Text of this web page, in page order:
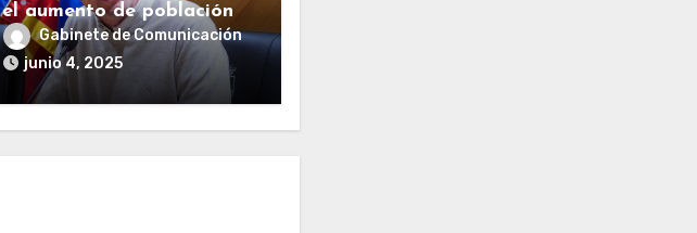
el aumento de población
Gabinete de Comunicación
junio 4, 2025